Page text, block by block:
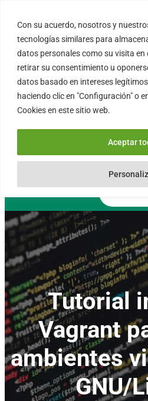
Con su acuerdo, nosotros y
tecnologías similares para
datos personales como su visita en
retirar su consentimiento u
datos basado en intereses
haciendo clic en "Configuración" o
Cookies en este sitio web.
Aceptar
contenido
08004 –
Cataluña –
0034 – 644 79
Lun – Vie 9:00
Tutorial
Vagrant
ambientes
GNU/